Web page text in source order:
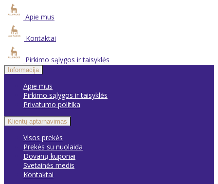
Apie mus
Kontaktai
Pirkimo sąlygos ir taisyklės
Informacija
Apie mus
Pirkimo sąlygos ir taisyklės
Privatumo politika
Klientų aptarnavimas
Visos prekės
Prekės su nuolaida
Dovanų kuponai
Svetainės medis
Kontaktai